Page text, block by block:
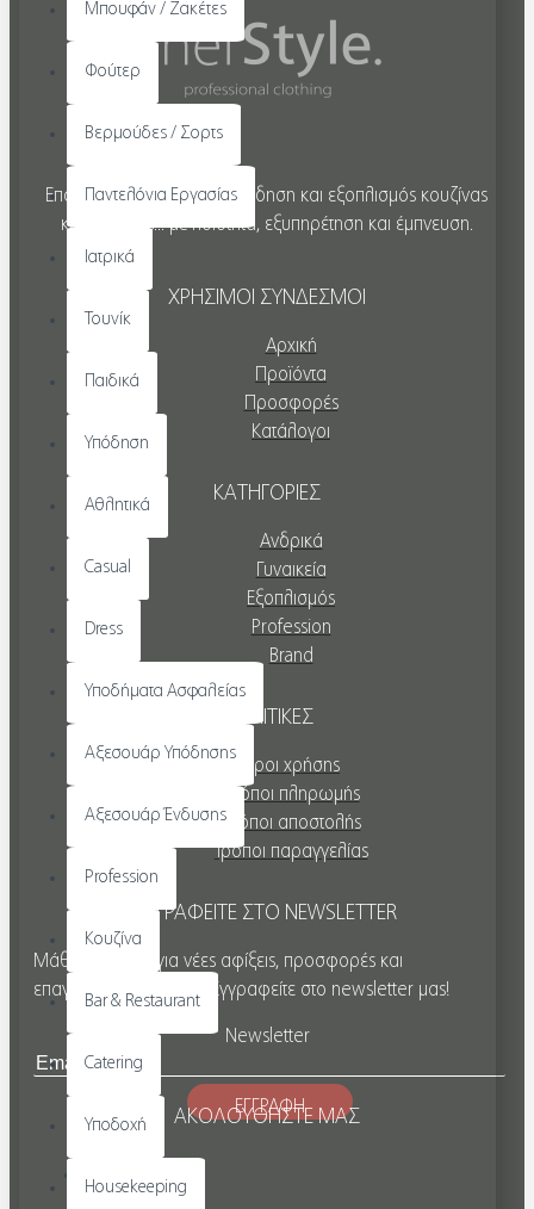
Μπουφάν / Ζακέτες
Φούτερ
Βερμούδες / Σορτς
Παντελόνια Εργασίας
Ιατρικά
Τουνίκ
Παιδικά
Υπόδηση
Αθλητικά
Casual
Dress
Υποδήματα Ασφαλείας
Αξεσουάρ Υπόδησης
Αξεσουάρ Ένδυσης
Profession
Κουζίνα
Bar & Restaurant
Catering
Υποδοχή
Housekeeping
Επαγγελματική ένδυση, υπόδηση και εξοπλισμός κουζίνας
και εστίασης... με ποιότητα, εξυπηρέτηση και έμπνευση.
ΧΡΗΣΙΜΟΙ ΣΥΝΔΕΣΜΟΙ
Αρχική
Προϊόντα
Προσφορές
Κατάλογοι
ΚΑΤΗΓΟΡΙΕΣ
Ανδρικά
Γυναικεία
Εξοπλισμός
Profession
Brand
ΠΟΛΙΤΙΚΕΣ
Όροι χρήσης
Τρόποι πληρωμής
Τρόποι αποστολής
Τρόποι παραγγελίας
ΕΓΓΡΑΦΕΙΤΕ ΣΤΟ NEWSLETTER
Μάθετε πρώτοι για νέες αφίξεις, προσφορές και
επαγγελματικές λύσεις. Εγγραφείτε στο newsletter μας!
Newsletter
ΕΓΓΡΑΦΗ
ΑΚΟΛΟΥΘΗΣΤΕ ΜΑΣ